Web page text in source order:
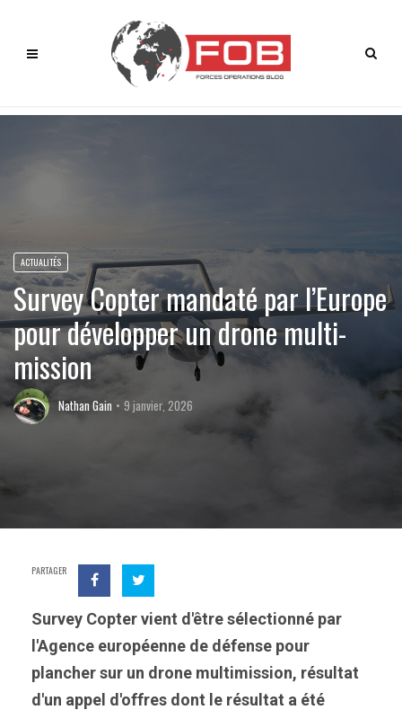
ACTUALITÉS
Survey Copter mandaté par l’Europe
pour développer un drone multi-
mission
Nathan Gain 9 janvier, 2026
PARTAGER
Survey Copter vient d'être sélectionné par
l'Agence européenne de défense pour
plancher sur un drone multimission, résultat
d'un appel d'offres dont le résultat a été